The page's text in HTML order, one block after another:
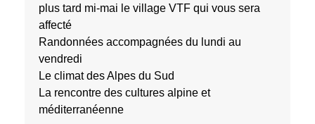
plus tard mi-mai le village VTF qui vous sera
affecté
Randonnées accompagnées du lundi au
vendredi
Le climat des Alpes du Sud
La rencontre des cultures alpine et
méditerranéenne